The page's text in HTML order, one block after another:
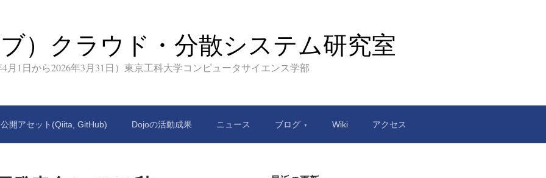
）クラウド・分散システム研究室
4月1日から2026年3月31日）東京工科大学コンピュータサイエンス学部
公開アセット(Qiita, GitHub) Dojoの活動成果 ニュース ブログ Wiki アクセス